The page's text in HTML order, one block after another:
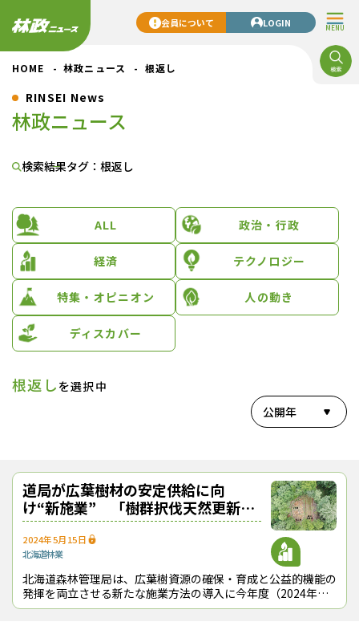
MENU
会員について LOGIN
HOME 林政ニュース 根返し
RINSEI News
林政ニュース
検索結果タグ：根返し
ALL 政治・行政
経済 テクノロジー
特集・オピニオン 人の動き
ディスカバー
根返し を選択中
公開年
道局が広葉樹材の安定供給に向
け“新施業” 「樹群択伐天然更新」
の先行モデル実施
2024年5月15日
北海道林業
北海道森林管理局は、広葉樹資源の確保・育成と公益的機能の
発揮を両立させる新たな施業方法の導入に今年度（2024年
度）から取り組む。世界的な資源競争の激化で海外から広葉樹